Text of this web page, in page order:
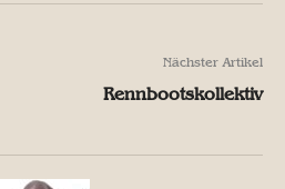
Nächster Artikel
Rennbootskollektiv